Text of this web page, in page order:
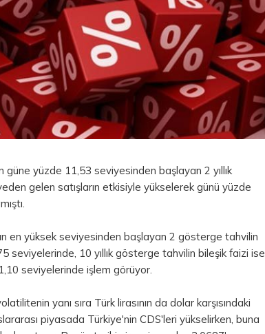
yüzde 11,53 seviyesinden başlayan 2 yıllık
gelen satışların etkisiyle yükselerek günü yüzde
en yüksek seviyesinden başlayan 2 gösterge tahvilin
seviyelerinde, 10 yıllık gösterge tahvilin bileşik faizi ise
seviyelerinde işlem görüyor.
yanı sıra Türk lirasının da dolar karşısındaki
piyasada Türkiye'nin CDS'leri yükselirken, buna